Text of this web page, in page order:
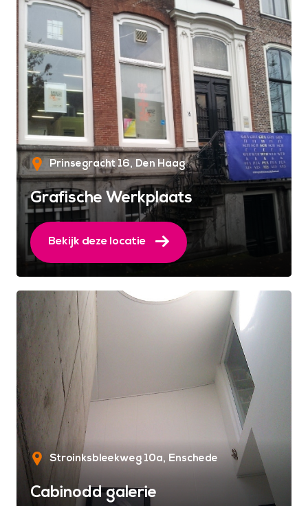
Prinsegracht 16 Den Haag
Grafische Werkplaats
Bekijk deze locatie
Stroinksbleekweg 10a Enschede
Cabinodd galerie